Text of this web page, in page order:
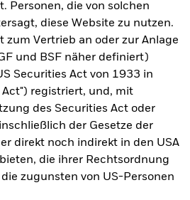
Ergebnissen
Personen, die von solchen
diese Website zu nutzen.
zum Vertrieb an oder zur Anlage
und BSF näher definiert)
Securities Act von 1933 in
Act") registriert, und, mit
des Securities Act oder
der Gesetze der
direkt noch indirekt in den USA
die ihrer Rechtsordnung
zugunsten von US-Personen